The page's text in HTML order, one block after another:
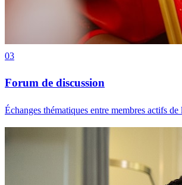
03
Forum de discussion
Échanges thématiques entre membres actifs